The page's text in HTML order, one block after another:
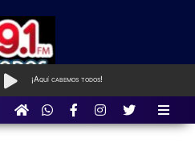
con Qué Programa tan
BOOM
¡Aquí cabemos todos!